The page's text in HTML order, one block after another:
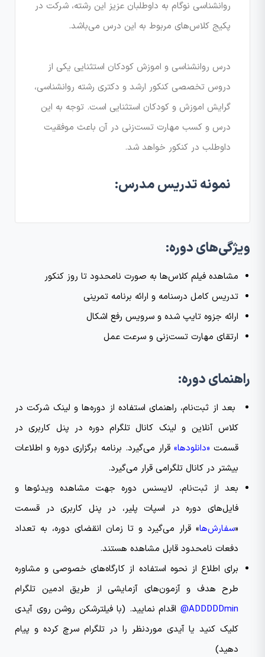
روانشناسی نوگام به داوطلبان عزیز این رشته، شرکت در
پکیج کلاس‌های مربوط به این درس می‌باشد.
درس روانشناسی و اموزش کودکان استثنایی یکی از
دروس تخصصی کنکور ارشد و دکتری رشته روانشناسی،
گرایش اموزش و کودکان استثنایی است. توجه به این
درس و کسب مهارت تست‌زنی در آن باعث موفقیت
داوطلب در کنکور خواهد شد.
نمونه تدریس مدرس:
ویژگی‌های دوره:
مشاهده فیلم کلاس‌ها به صورت نامحدود تا روز کنکور
تدریس کامل درسنامه و ارائه برنامه تمرینی
ارائه جزوه تایپ‌ شده و سرویس رفع اشکال
ارتقای مهارت تست‌زنی و سرعت عمل
راهنمای دوره:
بعد از ثبت‌نام، راهنمای استفاده از دوره‌ها و لینک شرکت در
کلاس آنلاین و لینک کانال تلگرام دوره در پنل کاربری در
قسمت «دانلودها» قرار می‌گیرد. برنامه برگزاری دوره و اطلاعات
بیشتر در کانال تلگرامی قرار می‌گیرد.
بعد از ثبت‌نام، لایسنس دوره جهت مشاهده ویدئو‌ها و
فایل‌های دوره در اسپات پلیر، در پنل کاربری در قسمت
«سفارش‌ها» قرار می‌گیرد و تا زمان انقضای دوره، به تعداد
دفعات نامحدود قابل مشاهده هستند.
برای اطلاع از نحوه استفاده از کارگاه‌های خصوصی و مشاوره
طرح هدف و آزمون‌های آزمایشی از طریق ادمین تلگرام
ADDDDDmin@
اقدام نمایید. (با فیلترشکن روشن روی آیدی
کلیک کنید یا آیدی موردنظر را در تلگرام سرچ کرده و پیام
دهید)